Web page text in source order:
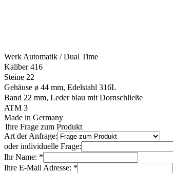
Werk Automatik / Dual Time
Kaliber 416
Steine 22
Gehäuse ø 44 mm, Edelstahl 316L
Band 22 mm, Leder blau mit Dornschließe
ATM 3
Made in Germany
Ihre Frage zum Produkt
Art der Anfrage:
oder individuelle Frage:
Ihr Name: *
Ihre E-Mail Adresse: *